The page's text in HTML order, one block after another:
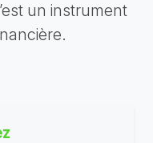
un instrument